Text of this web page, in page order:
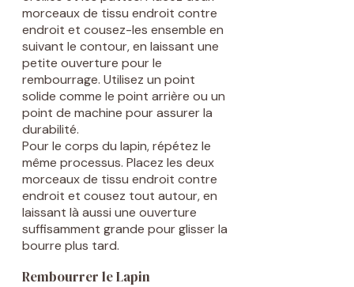
morceaux de tissu endroit contre
endroit et cousez-les ensemble en
suivant le contour, en laissant une
petite ouverture pour le
rembourrage. Utilisez un point
solide comme le point arrière ou un
point de machine pour assurer la
durabilité.
Pour le corps du lapin, répétez le
même processus. Placez les deux
morceaux de tissu endroit contre
endroit et cousez tout autour, en
laissant là aussi une ouverture
suffisamment grande pour glisser la
bourre plus tard.
Rembourrer le Lapin